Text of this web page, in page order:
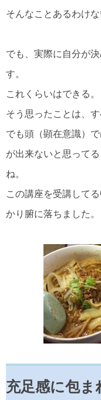
そんなことあるわけ
でも、実際に自分が
す。
これくらいはできる。
そう思ったことは、
でも頭（顕在意識）
が出来ないと思って
ね。
この講座を受講して
かり腑に落ちました。
充足感に包ま